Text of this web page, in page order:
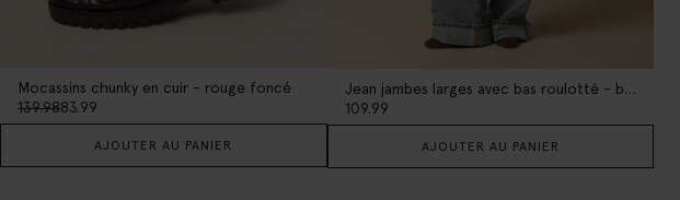
Mocassins chunky en cuir - rouge foncé
139.9883.99
AJOUTER AU PANIER
Jean jambes larges avec bas roulotté - bleu clair
109.99
AJOUTER AU PANIER